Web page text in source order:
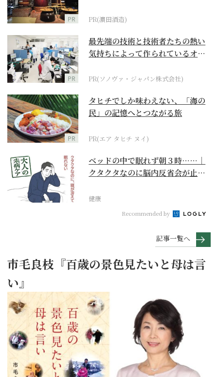
PR PR(濵田酒造)
PR
最先端の技術と技術者たちの熱い
気持ちによって作られているオー
PR(ソノヴァ・ジャパン株式会社)
PR
タヒチでしか味わえない、「海の
民」の記憶へとつながる旅
PR(エア タヒチ ヌイ)
ベッドの中で眠れず朝３時……｜
クタクタなのに脳内反省会が止ま
健康
Recommended by
記事一覧へ
市毛良枝『百歳の景色見たいと母は言
い』